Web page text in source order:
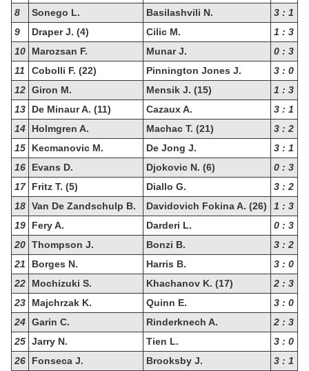
8 Sonego L. Basilashvili N.
3 : 1
9
Draper J. (4) Cilic M.
1 : 3
10
Marozsan F. Munar J.
0 : 3
11
Cobolli F. (22) Pinnington Jones J.
3 : 0
12 Giron M. Mensik J. (15)
1 : 3
13
De Minaur A. (11) Cazaux A.
3 : 1
14
Holmgren A. Machac T. (21)
3 : 2
15
Kecmanovic M. De Jong J.
3 : 1
16
Evans D. Djokovic N. (6)
0 : 3
17
Fritz T. (5) Diallo G.
3 : 2
18 Van De Zandschulp B. Davidovich Fokina A. (26)
1 : 3
19
Fery A. Darderi L.
0 : 3
20 Thompson J. Bonzi B.
3 : 2
21
Borges N. Harris B.
3 : 0
22
Mochizuki S. Khachanov K. (17)
2 : 3
23
Majchrzak K. Quinn E.
3 : 0
24 Garin C. Rinderknech A.
2 : 3
25 Jarry N. Tien L.
3 : 0
26
Fonseca J. Brooksby J.
3 : 1